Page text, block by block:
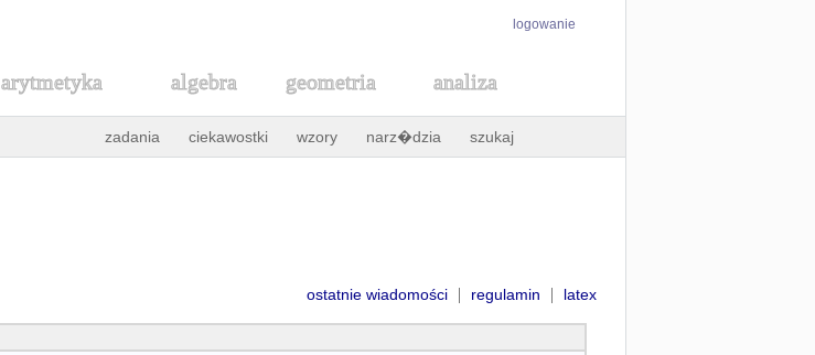
logowanie
arytmetyka algebra geometria analiza
zadania ciekawostki wzory narz�dzia szukaj
ostatnie wiadomości | regulamin | latex